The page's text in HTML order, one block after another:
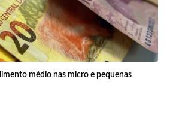
médio nas micro e pequenas